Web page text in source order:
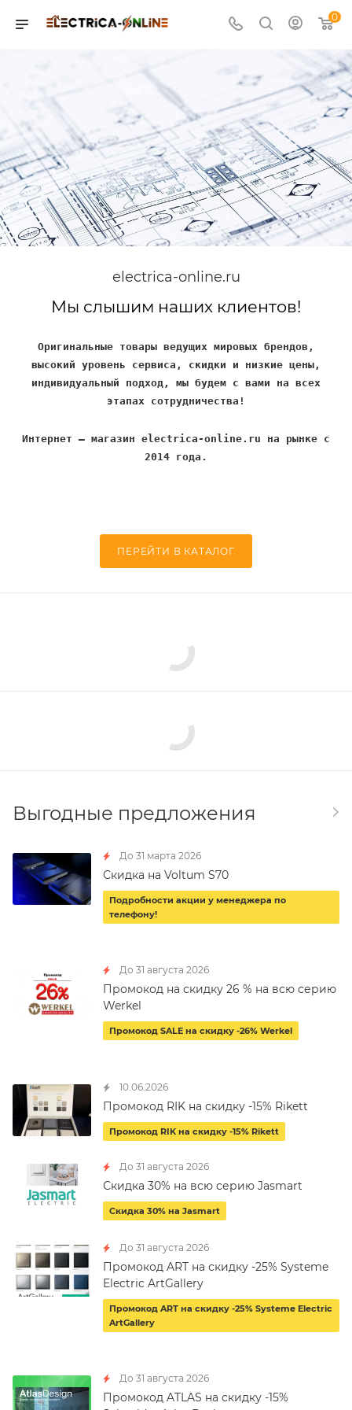
0
electrica-online.ru
Мы слышим наших клиентов!
Оригинальные товары ведущих мировых брендов,
высокий уровень сервиса, скидки и низкие цены,
индивидуальный подход, мы будем с вами на всех
этапах сотрудничества!
Интернет – магазин electrica-online.ru на рынке с
2014 года.
ПЕРЕЙТИ В КАТАЛОГ
Выгодные предложения
До 31 марта 2026
Скидка на Voltum S70
Подробности акции у менеджера по
телефону!
До 31 августа 2026
Промокод на скидку 26 % на всю серию
Werkel
Промокод SALE на скидку -26% Werkel
10.06.2026
Промокод RIK на скидку -15% Rikett
Промокод RIK на скидку -15% Rikett
До 31 августа 2026
Скидка 30% на всю серию Jasmart
Скидка 30% на Jasmart
До 31 августа 2026
Промокод ART на скидку -25% Systeme
Electric ArtGallery
Промокод ART на скидку -25% Systeme Electric
ArtGallery
До 31 августа 2026
Промокод ATLAS на скидку -15%